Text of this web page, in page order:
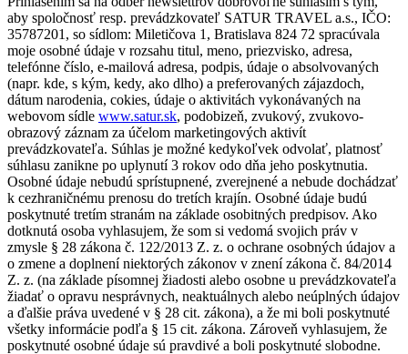
aby spoločnosť resp. prevádzkovateľ SATUR TRAVEL a.s., IČO:
35787201, so sídlom: Miletičova 1, Bratislava 824 72 spracúvala
moje osobné údaje v rozsahu titul, meno, priezvisko, adresa,
telefónne číslo, e-mailová adresa, podpis, údaje o absolvovaných
(napr. kde, s kým, kedy, ako dlho) a preferovaných zájazdoch,
dátum narodenia, cokies, údaje o aktivitách vykonávaných na
webovom sídle www.satur.sk, podobizeň, zvukový, zvukovo-
obrazový záznam za účelom marketingových aktivít
prevádzkovateľa. Súhlas je možné kedykoľvek odvolať, platnosť
súhlasu zanikne po uplynutí 3 rokov odo dňa jeho poskytnutia.
Osobné údaje nebudú sprístupnené, zverejnené a nebude dochádzať
k cezhraničnému prenosu do tretích krajín. Osobné údaje budú
poskytnuté tretím stranám na základe osobitných predpisov. Ako
dotknutá osoba vyhlasujem, že som si vedomá svojich práv v
zmysle § 28 zákona č. 122/2013 Z. z. o ochrane osobných údajov a
o zmene a doplnení niektorých zákonov v znení zákona č. 84/2014
Z. z. (na základe písomnej žiadosti alebo osobne u prevádzkovateľa
žiadať o opravu nesprávnych, neaktuálnych alebo neúplných údajov
a ďalšie práva uvedené v § 28 cit. zákona), a že mi boli poskytnuté
všetky informácie podľa § 15 cit. zákona. Zároveň vyhlasujem, že
poskytnuté osobné údaje sú pravdivé a boli poskytnuté slobodne.